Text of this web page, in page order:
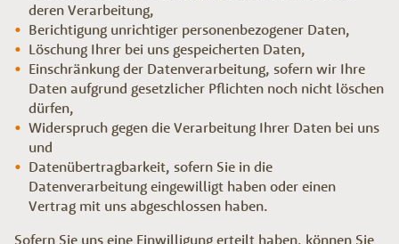
deren Verarbeitung,
Berichtigung unrichtiger personenbezogener Daten,
Löschung Ihrer bei uns gespeicherten Daten,
Einschränkung der Datenverarbeitung, sofern wir Ihre
Daten aufgrund gesetzlicher Pflichten noch nicht löschen
dürfen,
Widerspruch gegen die Verarbeitung Ihrer Daten bei uns
und
Datenübertragbarkeit, sofern Sie in die
Datenverarbeitung eingewilligt haben oder einen
Vertrag mit uns abgeschlossen haben.
Sofern Sie uns eine Einwilligung erteilt haben, können Sie